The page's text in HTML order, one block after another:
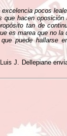
pocos
que hacen
tan de
es marea que no
puede hallarse
J. Dellepiane